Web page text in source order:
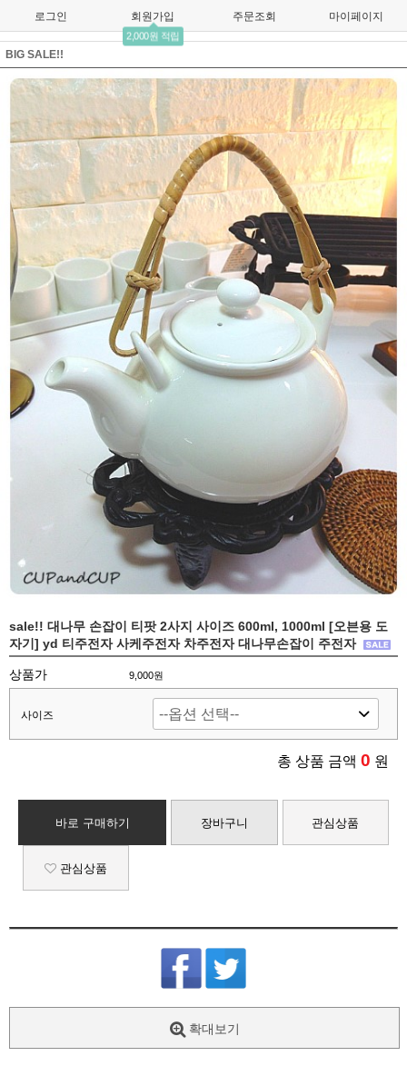
로그인 회원가입
2,000원 적립
주문조회 마이페이지
BIG SALE!!
sale!! 대나무 손잡이 티팟 2사지 사이즈 600ml, 1000ml [오븐용 도
자기] yd 티주전자 사케주전자 차주전자 대나무손잡이 주전자
상품가 9,000원
사이즈
총 상품 금액 0 원
바로 구매하기 장바구니 관심상품
관심상품
확대보기